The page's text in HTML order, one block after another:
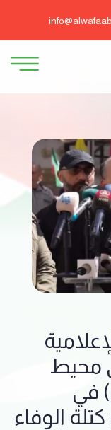
محيط
في
الوفاء